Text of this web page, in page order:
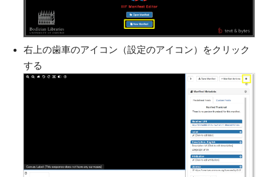
右上の歯車のアイコン（設定のアイコン）をクリック
する